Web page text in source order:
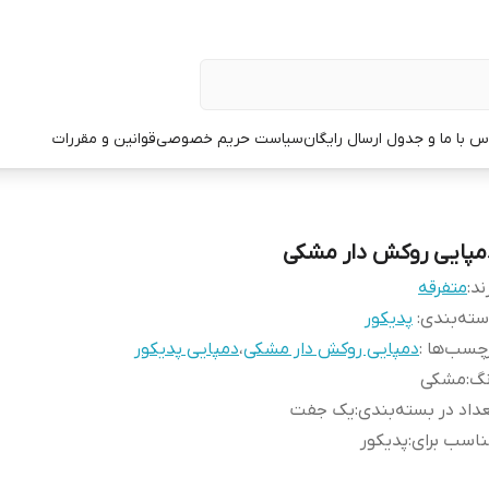
با ما و جدول ارسال رایگانسیاست حریم خصوصیقوانین و مقررات
روکش دار مشکی
متفرقه
: پدیکور
:دمپایی روکش دار مشکی،دمپایی پدیکور
:مشکی
در بسته‌بندی:یک جفت
برای:پدیکور